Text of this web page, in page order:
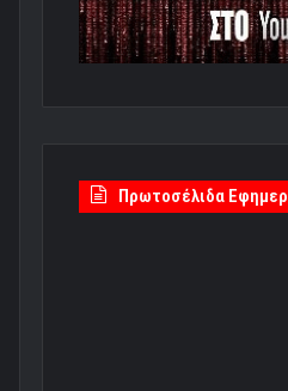
Πρωτοσέλιδα